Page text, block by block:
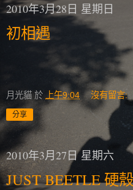
2010年3月28日 星期日
初相遇
月光貓 於 上午9:04 沒有留言:
分享
2010年3月27日 星期六
JUST BEETLE 硬